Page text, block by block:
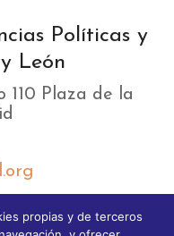
Políticas y
León
110 Plaza de la
propias y de terceros